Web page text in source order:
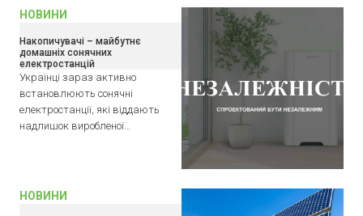
НОВИНИ
Накопичувачі – майбутнє
домашніх сонячних
електростанцій
Українці зараз активно
встановлюють сонячні
електростанції, які віддають
надлишок виробленої…
НОВИНИ